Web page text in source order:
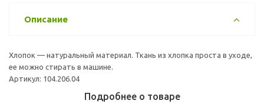
Описание
Хлопок — натуральный материал. Ткань из хлопка проста в уходе,
ее можно стирать в машине.
Артикул: 104.206.04
Подробнее о товаре